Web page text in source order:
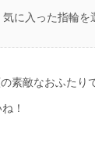
に入った指輪
素敵なおふたり
！